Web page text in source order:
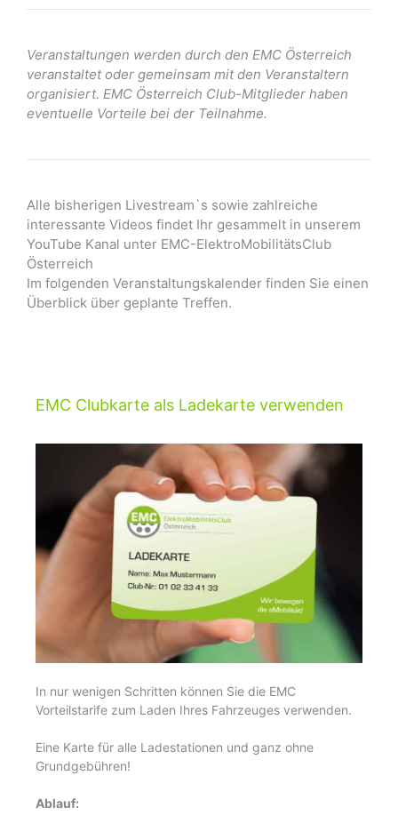
Veranstaltungen werden durch den EMC Österreich
veranstaltet oder gemeinsam mit den Veranstaltern
organisiert. EMC Österreich Club-Mitglieder haben
eventuelle Vorteile bei der Teilnahme.
Alle bisherigen Livestream`s sowie zahlreiche
interessante Videos findet Ihr gesammelt in unserem
YouTube Kanal unter EMC-ElektroMobilitätsClub
Österreich
Im folgenden Veranstaltungskalender finden Sie einen
Überblick über geplante Treffen.
EMC Clubkarte als Ladekarte verwenden
In nur wenigen Schritten können Sie die EMC
Vorteilstarife zum Laden Ihres Fahrzeuges verwenden.
Eine Karte für alle Ladestationen und ganz ohne
Grundgebühren!
Ablauf: